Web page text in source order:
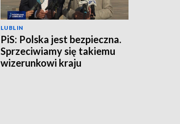
LUBLIN
PiS: Polska jest bezpieczna.
Sprzeciwiamy się takiemu
wizerunkowi kraju